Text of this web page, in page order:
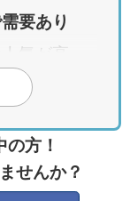
要あり
気が高
されま
品質は高
ている可
方！
せんか？